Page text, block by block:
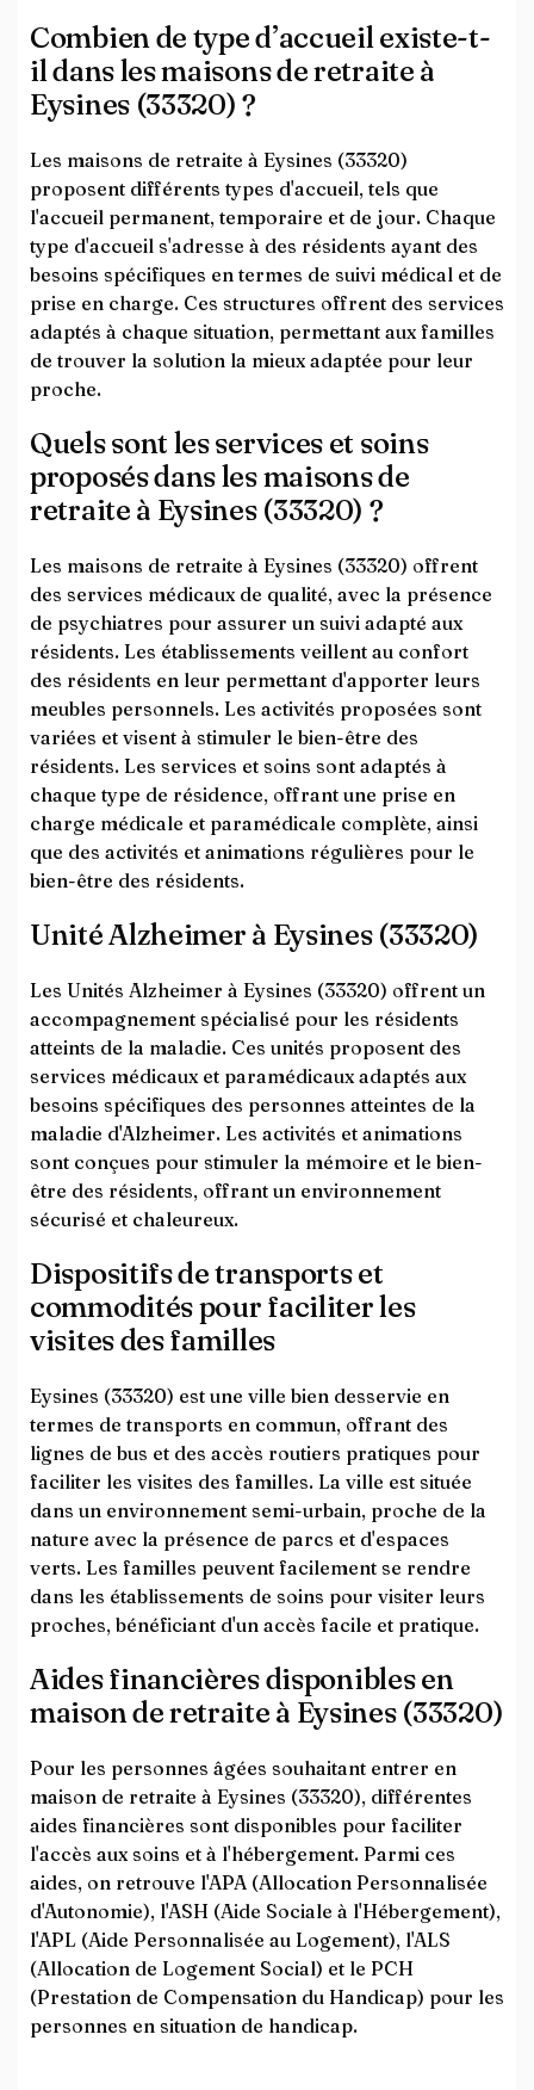
Combien de type d’accueil existe-t-
il dans les maisons de retraite à
Eysines (33320) ?
Les maisons de retraite à Eysines (33320)
proposent différents types d'accueil, tels que
l'accueil permanent, temporaire et de jour. Chaque
type d'accueil s'adresse à des résidents ayant des
besoins spécifiques en termes de suivi médical et de
prise en charge. Ces structures offrent des services
adaptés à chaque situation, permettant aux familles
de trouver la solution la mieux adaptée pour leur
proche.
Quels sont les services et soins
proposés dans les maisons de
retraite à Eysines (33320) ?
Les maisons de retraite à Eysines (33320) offrent
des services médicaux de qualité, avec la présence
de psychiatres pour assurer un suivi adapté aux
résidents. Les établissements veillent au confort
des résidents en leur permettant d'apporter leurs
meubles personnels. Les activités proposées sont
variées et visent à stimuler le bien-être des
résidents. Les services et soins sont adaptés à
chaque type de résidence, offrant une prise en
charge médicale et paramédicale complète, ainsi
que des activités et animations régulières pour le
bien-être des résidents.
Unité Alzheimer à Eysines (33320)
Les Unités Alzheimer à Eysines (33320) offrent un
accompagnement spécialisé pour les résidents
atteints de la maladie. Ces unités proposent des
services médicaux et paramédicaux adaptés aux
besoins spécifiques des personnes atteintes de la
maladie d'Alzheimer. Les activités et animations
sont conçues pour stimuler la mémoire et le bien-
être des résidents, offrant un environnement
sécurisé et chaleureux.
Dispositifs de transports et
commodités pour faciliter les
visites des familles
Eysines (33320) est une ville bien desservie en
termes de transports en commun, offrant des
lignes de bus et des accès routiers pratiques pour
faciliter les visites des familles. La ville est située
dans un environnement semi-urbain, proche de la
nature avec la présence de parcs et d'espaces
verts. Les familles peuvent facilement se rendre
dans les établissements de soins pour visiter leurs
proches, bénéficiant d'un accès facile et pratique.
Aides financières disponibles en
maison de retraite à Eysines (33320)
Pour les personnes âgées souhaitant entrer en
maison de retraite à Eysines (33320), différentes
aides financières sont disponibles pour faciliter
l'accès aux soins et à l'hébergement. Parmi ces
aides, on retrouve l'APA (Allocation Personnalisée
d'Autonomie), l'ASH (Aide Sociale à l'Hébergement),
l'APL (Aide Personnalisée au Logement), l'ALS
(Allocation de Logement Social) et le PCH
(Prestation de Compensation du Handicap) pour les
personnes en situation de handicap.